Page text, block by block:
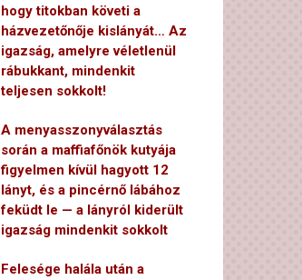
hogy titokban követi a
házvezetőnője kislányát… Az
igazság, amelyre véletlenül
rábukkant, mindenkit
teljesen sokkolt!
A menyasszonyválasztás
során a maffiafőnök kutyája
figyelmen kívül hagyott 12
lányt, és a pincérnő lábához
feküdt le — a lányról kiderült
igazság mindenkit sokkolt
Felesége halála után a